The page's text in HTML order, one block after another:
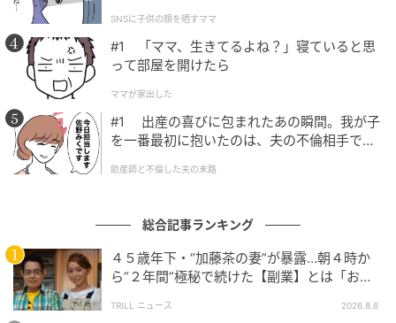
リのMCはムラがある。全部絶好調でいきたいねんけ
ど、そこがキンプリの課題かな」と明かして笑わせま
した。
SNSも更新
舞台挨拶後には、King＆Princeの公式Xにて『映画
『鬼の花嫁』大阪舞台挨拶🐙 ありがとうございまし
探しのような写真付きで感謝をつづりました。
映画『鬼の花嫁』大阪舞台挨拶🐙
ありがとうございました！！
SNSに子供の顔を晒すママ
#1 「ママ、生きてるよね？」寝ていると思
って部屋を開けたら
ママが家出した
#1 出産の喜びに包まれたあの瞬間。我が子
を一番最初に抱いたのは、夫の不倫相手でし
助産師と不倫した夫の末路
総合記事ランキング
４５歳年下・“加藤茶の妻”が暴露…朝４時か
ら“２年間”極秘で続けた【副業】とは「お金
TRILL ニュース 2026.8.6